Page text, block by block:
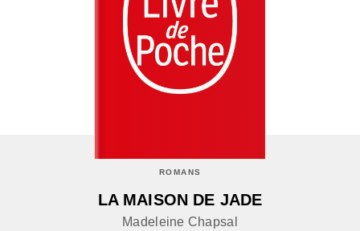
ROMANS
LA MAISON DE JADE
Madeleine Chapsal